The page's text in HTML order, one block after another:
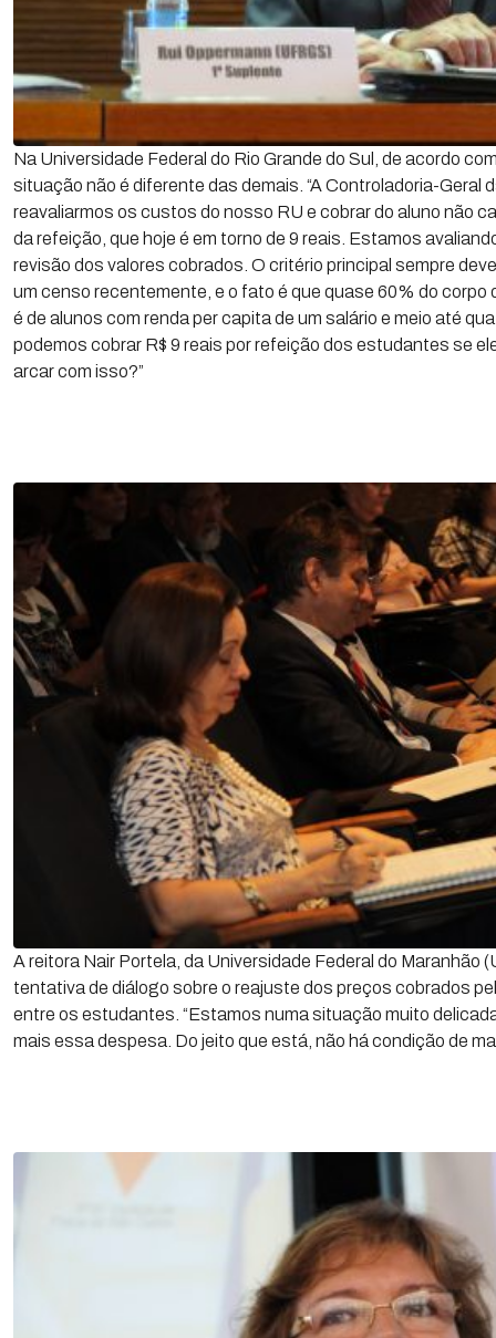
Na Universidade Federal do Rio Grande do Sul, de acordo
situação não é diferente das demais. “A Controladoria-Geral
reavaliarmos os custos do nosso RU e cobrar do aluno não
da refeição, que hoje é em torno de 9 reais. Estamos
revisão dos valores cobrados. O critério principal sempre
um censo recentemente, e o fato é que quase 60% do corpo
é de alunos com renda per capita de um salário e meio até
podemos cobrar R$ 9 reais por refeição dos estudantes se
arcar com isso?”
A reitora Nair Portela, da Universidade Federal do Maranhão
tentativa de diálogo sobre o reajuste dos preços cobrados
entre os estudantes. “Estamos numa situação muito
mais essa despesa. Do jeito que está, não há condição de